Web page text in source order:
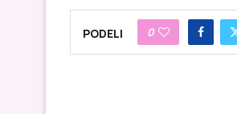
PODELI 0